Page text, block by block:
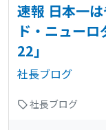
速報 日本一
ド・ニュー
22」
社長ブログ
社長ブログ